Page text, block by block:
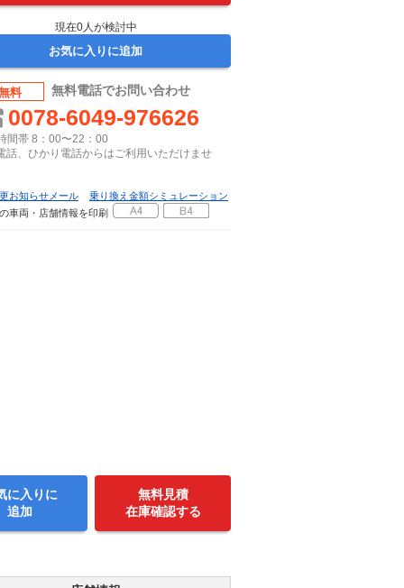
現在0人が検討中
お気に入りに追加
料 無料電話でお問い合わせ
0078-6049-976626
間帯 8：00〜22：00
話、ひかり電話からはご利用いただけませ
お知らせメール
乗り換え金額シミュレーション
車両・店舗情報を印刷
に入りに
追加
無料見積
在庫確認する